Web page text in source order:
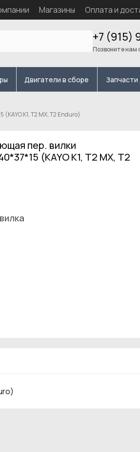
Магазины Оплата и
+7 (915)
Позвоните нам
Двигатели в сборе Запчасти
K1, T2 MX, T2 Enduro)
пер. вилки
(KAYO K1, T2 MX, T2